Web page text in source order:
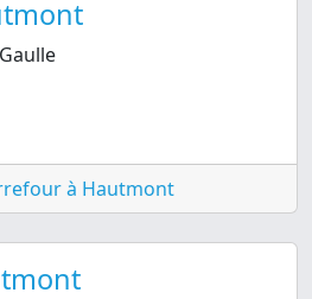
à Hautmont